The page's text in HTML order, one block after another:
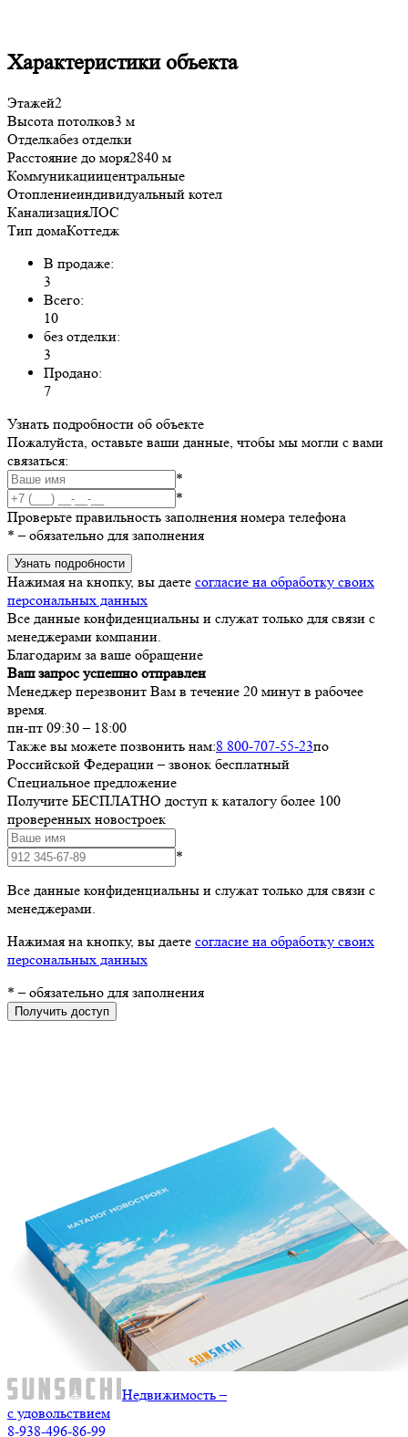
Характеристики объекта
Этажей2
Высота потолков3 м
Отделкабез отделки
Расстояние до моря2840 м
Коммуникациицентральные
Отоплениеиндивидуальный котел
КанализацияЛОС
Тип домаКоттедж
В продаже:
3
Всего:
10
без отделки:
3
Продано:
7
Узнать подробности об объекте
Пожалуйста, оставьте ваши данные, чтобы мы могли с вами
связаться:
*
*
Проверьте правильность заполнения номера телефона
* – обязательно для заполнения
Узнать подробности
Нажимая на кнопку, вы даете согласие на обработку своих
персональных данных
Все данные конфиденциальны и служат только для связи с
менеджерами компании.
Благодарим за ваше обращение
Ваш запрос успешно отправлен
Менеджер перезвонит Вам в течение 20 минут в рабочее
время.
пн-пт 09:30 – 18:00
Также вы можете позвонить нам:8 800-707-55-23по
Российской Федерации – звонок бесплатный
Специальное предложение
Получите БЕСПЛАТНО доступ к каталогу более 100
проверенных новостроек
*
Все данные конфиденциальны и служат только для связи с
менеджерами.
Нажимая на кнопку, вы даете согласие на обработку своих
персональных данных
* – обязательно для заполнения
Получить доступ
Недвижимость –
с удовольствием
8-938-496-86-99